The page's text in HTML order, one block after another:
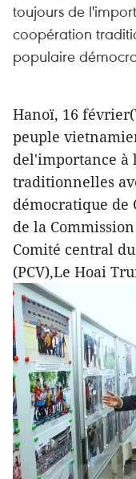
toujours de
coopération
populaire
Hanoï, 16
peuple
del'importance à
traditionnelles
démocratique de
de la
Comité central
(PCV),Le Hoai